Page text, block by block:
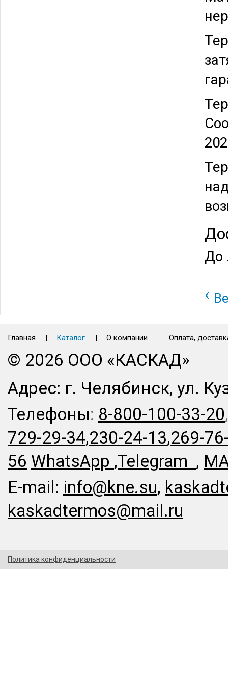
До
‹
Главная Каталог О компании Оплата,
© 2026 ООО «КАСКАД»
Адрес: г. Челябинск, ул.
Телефоны: 8-800-100-33-20
729-29-34,230-24-13,269-
56 WhatsApp ,Telegram ,
E-mail: info@kne.su,
kaskadtermos@mail.ru
Политика конфиденциальности